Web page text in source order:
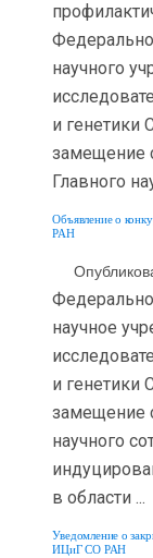
научного
и генетики
замещение
Главного
Объявление о
РАН
научное
и генетики
замещение
научного
в области ...
Уведомление о
ИЦиГ СО РАН